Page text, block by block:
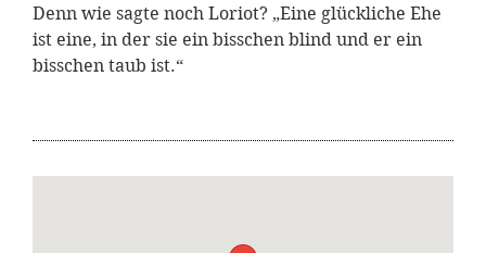
Denn wie sagte noch Loriot? „Eine glückliche Ehe
ist eine, in der sie ein bisschen blind und er ein
bisschen taub ist.“